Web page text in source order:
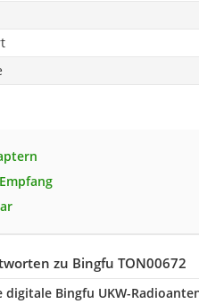
zu Bingfu TON00672
digitale Bingfu UKW-